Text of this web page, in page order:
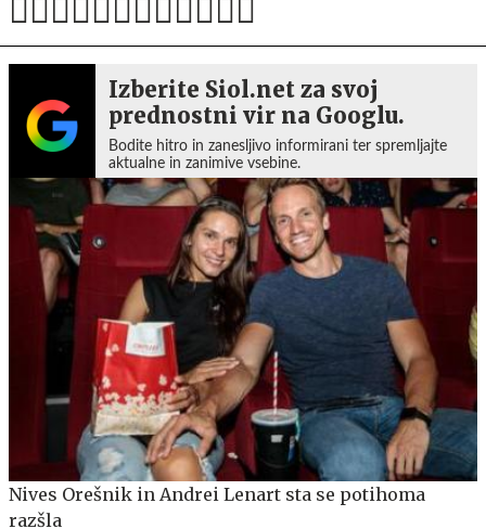
Izberite Siol.net za svoj
prednostni vir na Googlu.
Bodite hitro in zanesljivo informirani ter spremljajte
aktualne in zanimive vsebine.
Nives Orešnik in Andrei Lenart sta se potihoma
razšla